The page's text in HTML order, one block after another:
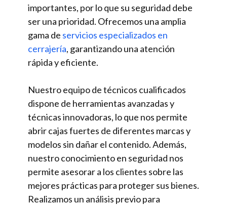
importantes, por lo que su seguridad debe
ser una prioridad. Ofrecemos una amplia
gama de servicios especializados en
cerrajería, garantizando una atención
rápida y eficiente.
Nuestro equipo de técnicos cualificados
dispone de herramientas avanzadas y
técnicas innovadoras, lo que nos permite
abrir cajas fuertes de diferentes marcas y
modelos sin dañar el contenido. Además,
nuestro conocimiento en seguridad nos
permite asesorar a los clientes sobre las
mejores prácticas para proteger sus bienes.
Realizamos un análisis previo para